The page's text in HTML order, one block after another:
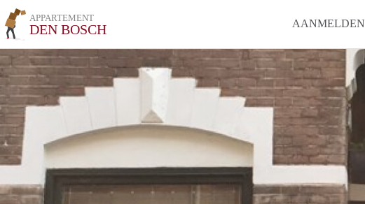
APPARTEMENT
DEN BOSCH AANMELDEN